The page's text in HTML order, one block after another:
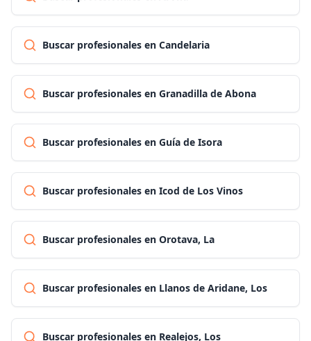
Buscar profesionales en Candelaria
Buscar profesionales en Granadilla de Abona
Buscar profesionales en Guía de Isora
Buscar profesionales en Icod de Los Vinos
Buscar profesionales en Orotava, La
Buscar profesionales en Llanos de Aridane, Los
Buscar profesionales en Realejos, Los